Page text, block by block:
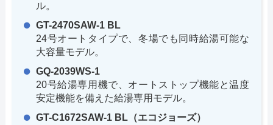
ル。
GT-2470SAW-1 BL
24号オートタイプで、冬場でも同時給湯可能な
大容量モデル。
GQ-2039WS-1
20号給湯専用機で、オートストップ機能と温度
安定機能を備えた給湯専用モデル。
GT-C1672SAW-1 BL（エコジョーズ）